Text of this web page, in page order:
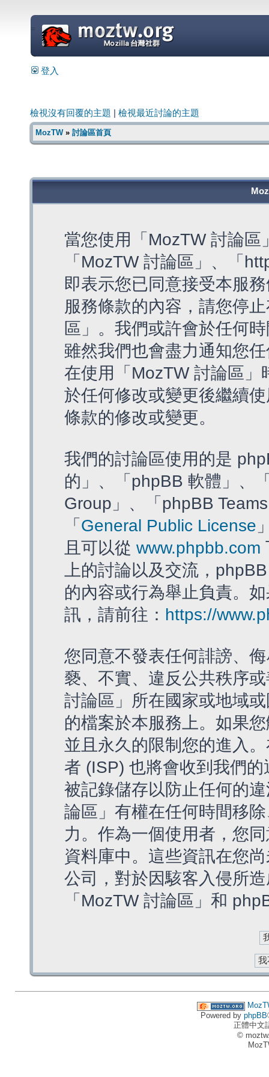
=
登入
檢視沒有回覆的主題 檢視最近討論的主題
MozTW» 討論區首頁
當您使用「MozTW 討論
「MozTW 討論區」、「
即表示您已同意接受本服
服務條款的內容，請您停
區」。我們或許會於任何
雖然我們也會盡力通知您
在使用「MozTW 討論區
於任何修改或變更後繼續
條款的修改或變更。
我們的討論區使用的是
的」、「phpBB 軟體」、
Group」、「phpBB
「 General Public License
且可以從 www.phpbb.com
上的討論以及交流，
的內容或行為舉止負責。
訊，請前往： https://
您同意不發表任何誹謗、
褻、不實、違反公共秩序
討論區」所在國家或地域
的檔案於本服務上。如果
並且永久的限制您的進入
者 (ISP) 也將會收到我們
被記錄儲存以防止任何的
論區」有權在任何時間移
力。作為一個使用者，您
資料庫中。這些資訊在您
公司，對於因駭客入侵所
「MozTW 討論區」和
Powered by phpBB
正體中文
©